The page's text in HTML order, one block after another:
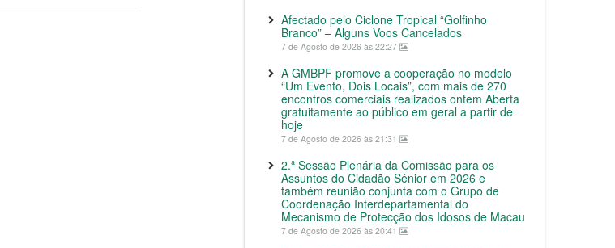
Afectado pelo Ciclone Tropical “Golfinho
Branco” – Alguns Voos Cancelados
7 de Agosto de 2026 às 22:27
A GMBPF promove a cooperação no modelo
“Um Evento, Dois Locais”, com mais de 270
encontros comerciais realizados ontem Aberta
gratuitamente ao público em geral a partir de
hoje
7 de Agosto de 2026 às 21:31
2.ª Sessão Plenária da Comissão para os
Assuntos do Cidadão Sénior em 2026 e
também reunião conjunta com o Grupo de
Coordenação Interdepartamental do
Mecanismo de Protecção dos Idosos de Macau
7 de Agosto de 2026 às 20:41